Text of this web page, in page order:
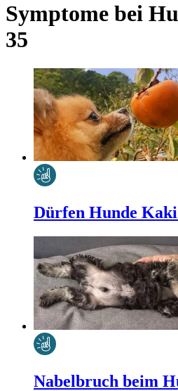
Symptome bei
35
Dürfen Hunde Kaki
Nabelbruch beim